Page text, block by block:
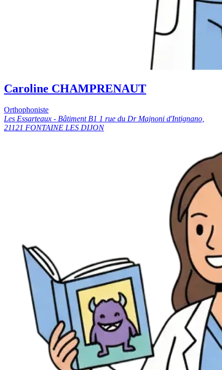
Caroline CHAMPRENAUT
Orthophoniste
Les Essarteaux - Bâtiment B1 1 rue du Dr Majnoni d'Intignano,
21121 FONTAINE LES DIJON